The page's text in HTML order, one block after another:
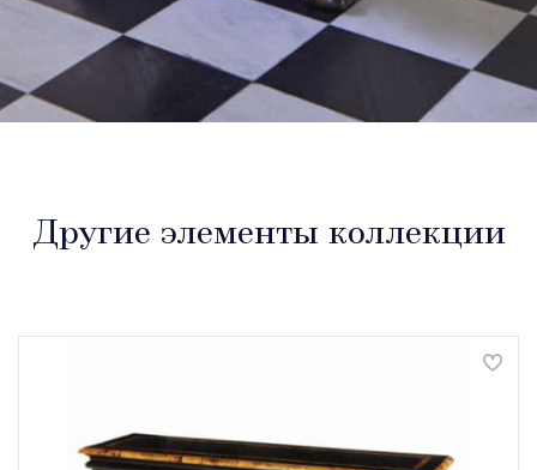
Другие элементы коллекции